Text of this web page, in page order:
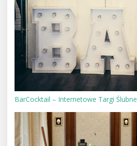
BarCocktail – Internetowe Targi Ślubne